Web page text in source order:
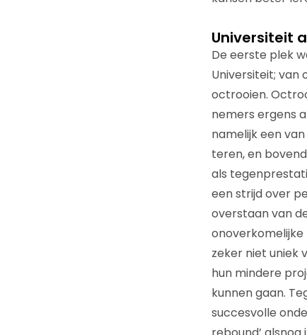
Universiteit
De eerste plek
Universiteit; van
octrooien.
nemers ergens
namelijk een
teren, en
als
een strijd over
overstaan van
onoverkomelijke
zeker niet uniek
hun mindere
kunnen gaan.
succesvolle